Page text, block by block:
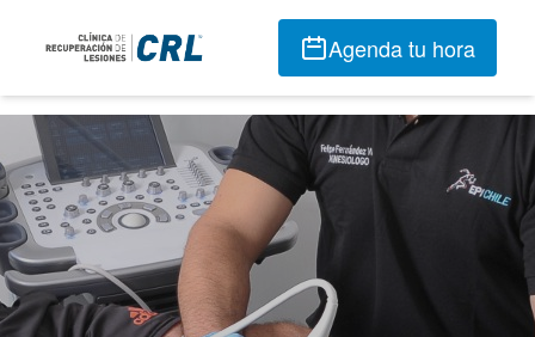
Agenda tu hora